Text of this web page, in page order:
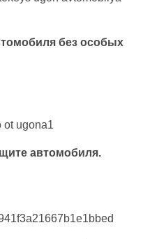
без особых
автомобиля.